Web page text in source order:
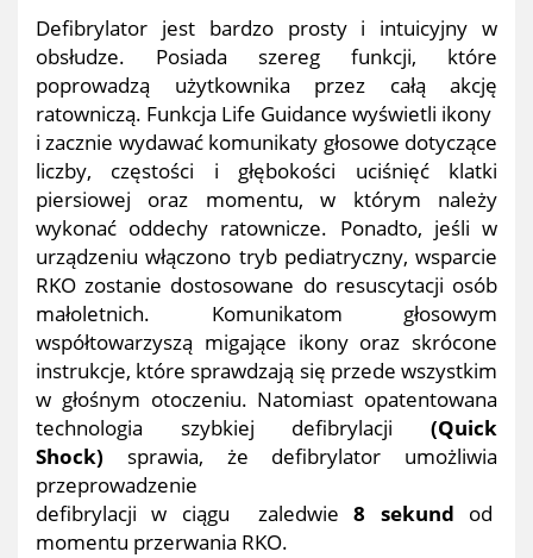
Defibrylator jest bardzo prosty i intuicyjny w
obsłudze. Posiada szereg funkcji, które
poprowadzą użytkownika przez całą akcję
ratowniczą. Funkcja Life Guidance wyświetli ikony
i zacznie wydawać komunikaty głosowe dotyczące
liczby, częstości i głębokości uciśnięć klatki
piersiowej oraz momentu, w którym należy
wykonać oddechy ratownicze. Ponadto, jeśli w
urządzeniu włączono tryb pediatryczny, wsparcie
RKO zostanie dostosowane do resuscytacji osób
małoletnich. Komunikatom głosowym
współtowarzyszą migające ikony oraz skrócone
instrukcje, które sprawdzają się przede wszystkim
w głośnym otoczeniu. Natomiast opatentowana
technologia szybkiej defibrylacji (Quick
Shock) sprawia, że defibrylator umożliwia
przeprowadzenie
defibrylacji w ciągu zaledwie8 sekund od
momentu przerwania RKO.